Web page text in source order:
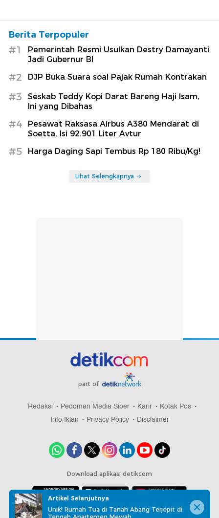
Berita Terpopuler
#1
Pemerintah Resmi Usulkan Destry Damayanti
Jadi Gubernur BI
#2 DJP Buka Suara soal Pajak Rumah Kontrakan
#3
Seskab Teddy Kopi Darat Bareng Haji Isam,
Ini yang Dibahas
#4
Pesawat Raksasa Airbus A380 Mendarat di
Soetta, Isi 92.901 Liter Avtur
#5 Harga Daging Sapi Tembus Rp 180 Ribu/Kg!
Lihat Selengkapnya
part of
Redaksi Pedoman Media Siber Karir
Kotak Pos
Info Iklan
Privacy Policy Disclaimer
Download aplikasi detikcom
Copyright @ 2026 detikcom, All right reserved
Artikel Selanjutnya
Unik! Rumah Tua di Tanah Abang Terjepit di
Tengah Apartemen Mewah